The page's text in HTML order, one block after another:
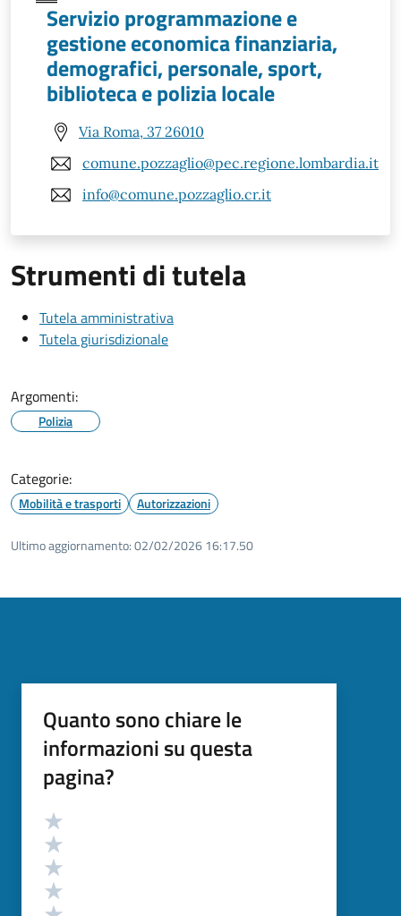
Servizio programmazione e
gestione economica finanziaria,
demografici, personale, sport,
biblioteca e polizia locale
Via Roma, 37 26010
comune.pozzaglio@pec.regione.lombardia.it
info@comune.pozzaglio.cr.it
Strumenti di tutela
Tutela amministrativa
Tutela giurisdizionale
Argomenti:
Polizia
Categorie:
Mobilità e trasporti Autorizzazioni
Ultimo aggiornamento:02/02/2026 16:17.50
Quanto sono chiare le
informazioni su questa
pagina?
Valutazione